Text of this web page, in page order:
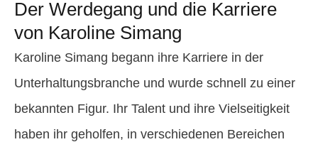
Der Werdegang und die Karriere
von Karoline Simang
Karoline Simang begann ihre Karriere in der
Unterhaltungsbranche und wurde schnell zu einer
bekannten Figur. Ihr Talent und ihre Vielseitigkeit
haben ihr geholfen, in verschiedenen Bereichen